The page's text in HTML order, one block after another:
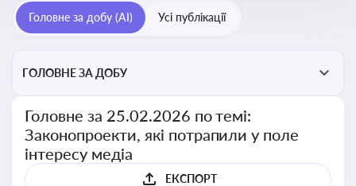
прийняття цих проектів пишуть в медіа. Які проекти
викликають найбільше критики
Головне за добу (AI) Усі публікації
ГОЛОВНЕ ЗА ДОБУ
Головне за 25.02.2026 по темі:
Законопроекти, які потрапили у поле
інтересу медіа
ЕКСПОРТ